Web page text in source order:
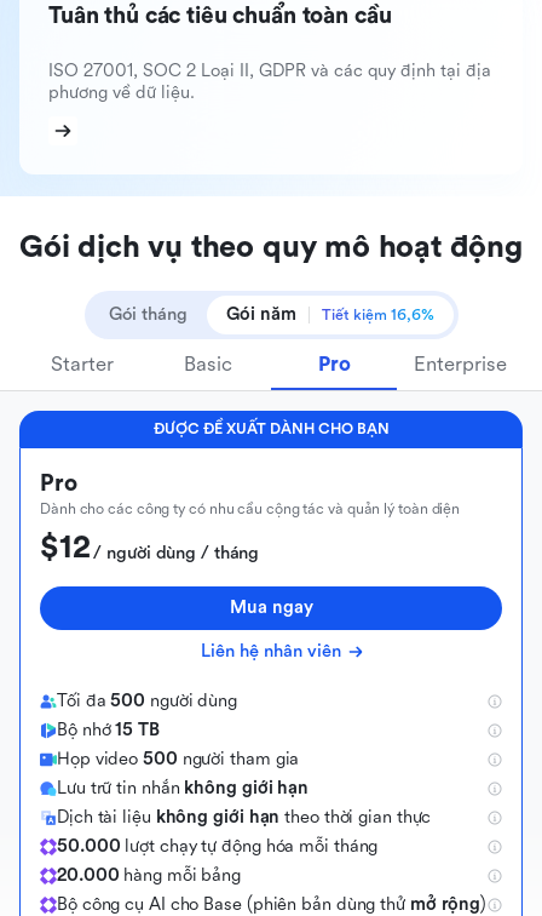
Tuân thủ các tiêu chuẩn toàn cầu
ISO 27001, SOC 2 Loại II, GDPR và các quy định tại địa
phương về dữ liệu.
Gói dịch vụ theo quy mô hoạt động
Gói tháng Gói năm Tiết kiệm 16,6%
Starter Basic Pro Enterprise
ĐƯỢC ĐỀ XUẤT DÀNH CHO BẠN
Pro
Dành cho các công ty có nhu cầu cộng tác và quản lý toàn diện
$12 / người dùng / tháng
Mua ngay
Liên hệ nhân viên
Tối đa500 người dùng
Bộ nhớ15 TB
Họp video500 người tham gia
Lưu trữ tin nhắn không giới hạn
Dịch tài liệu không giới hạn theo thời gian thực
50.000 lượt chạy tự động hóa mỗi tháng
20.000 hàng mỗi bảng
Bộ công cụ AI cho Base (phiên bản dùng thử mở rộng)